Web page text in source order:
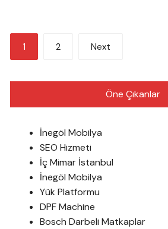
Yazı
sayfalandırması
1 2 Next
Öne Çıkanlar
İnegöl Mobilya
SEO Hizmeti
İç Mimar İstanbul
İnegöl Mobilya
Yük Platformu
DPF Machine
Bosch Darbeli Matkaplar